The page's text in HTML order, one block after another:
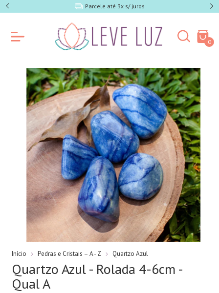
Parcele até 3x s/ juros
0
Início Pedras e Cristais – A - Z Quartzo Azul
Quartzo Azul - Rolada 4-6cm -
Qual A